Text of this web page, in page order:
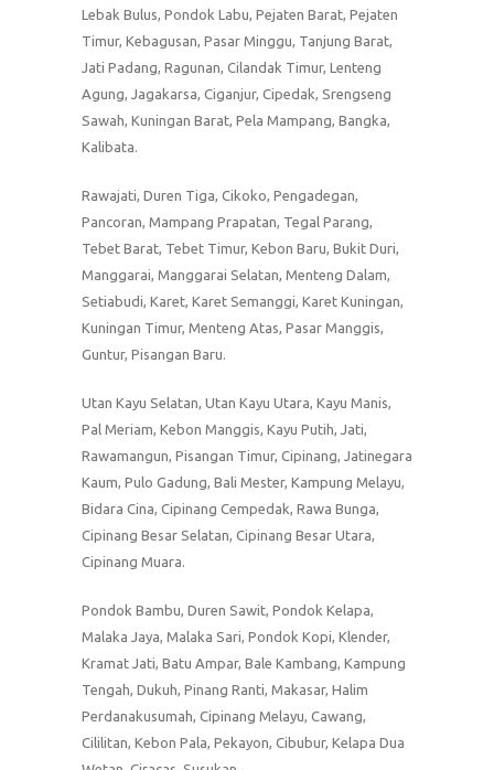
Lebak Bulus, Pondok Labu, Pejaten Barat, Pejaten
Timur, Kebagusan, Pasar Minggu, Tanjung Barat,
Jati Padang, Ragunan, Cilandak Timur, Lenteng
Agung, Jagakarsa, Ciganjur, Cipedak, Srengseng
Sawah, Kuningan Barat, Pela Mampang, Bangka,
Kalibata.
Rawajati, Duren Tiga, Cikoko, Pengadegan,
Pancoran, Mampang Prapatan, Tegal Parang,
Tebet Barat, Tebet Timur, Kebon Baru, Bukit Duri,
Manggarai, Manggarai Selatan, Menteng Dalam,
Setiabudi, Karet, Karet Semanggi, Karet Kuningan,
Kuningan Timur, Menteng Atas, Pasar Manggis,
Guntur, Pisangan Baru.
Utan Kayu Selatan, Utan Kayu Utara, Kayu Manis,
Pal Meriam, Kebon Manggis, Kayu Putih, Jati,
Rawamangun, Pisangan Timur, Cipinang, Jatinegara
Kaum, Pulo Gadung, Bali Mester, Kampung Melayu,
Bidara Cina, Cipinang Cempedak, Rawa Bunga,
Cipinang Besar Selatan, Cipinang Besar Utara,
Cipinang Muara.
Pondok Bambu, Duren Sawit, Pondok Kelapa,
Malaka Jaya, Malaka Sari, Pondok Kopi, Klender,
Kramat Jati, Batu Ampar, Bale Kambang, Kampung
Tengah, Dukuh, Pinang Ranti, Makasar, Halim
Perdanakusumah, Cipinang Melayu, Cawang,
Cililitan, Kebon Pala, Pekayon, Cibubur, Kelapa Dua